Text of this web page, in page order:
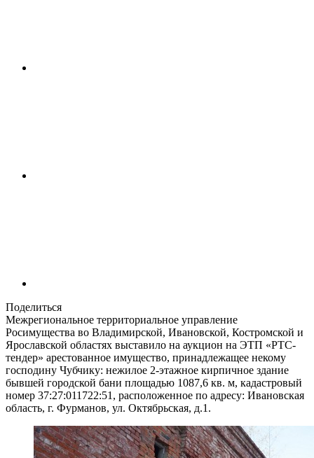
Поделиться
Межрегиональное территориальное управление
Росимущества во Владимирской, Ивановской, Костромской и
Ярославской областях выставило на аукцион на ЭТП «РТС-
тендер» арестованное имущество, принадлежащее некому
господину Чубчику: нежилое 2-этажное кирпичное здание
бывшей городской бани площадью 1087,6 кв. м, кадастровый
номер 37:27:011722:51, расположенное по адресу: Ивановская
область, г. Фурманов, ул. Октябрьская, д.1.